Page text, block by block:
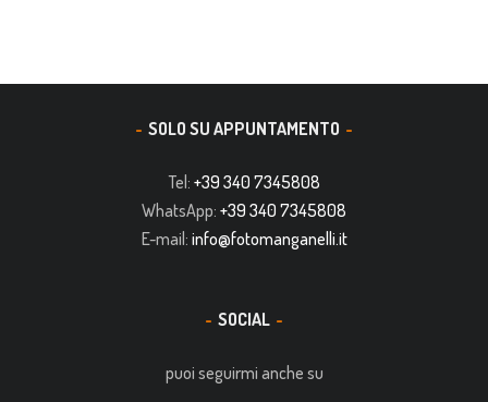
SOLO SU APPUNTAMENTO
Tel: +39 340 7345808
WhatsApp: +39 340 7345808
E-mail: info@fotomanganelli.it
SOCIAL
puoi seguirmi anche su